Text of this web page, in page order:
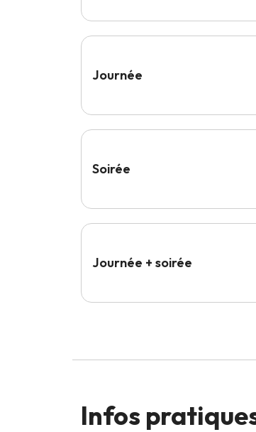
Journée
Soirée
Journée + soirée
Infos